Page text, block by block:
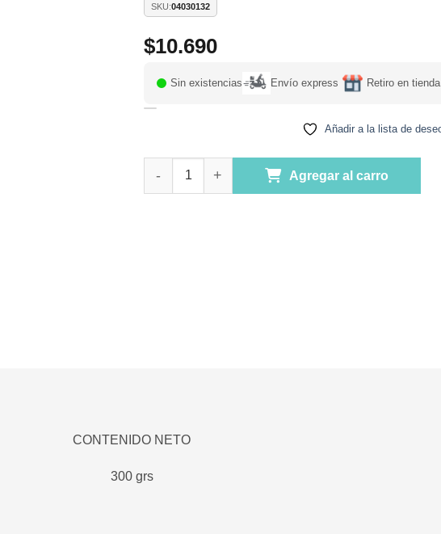
SKU:04030132
$10.690
Sin existencias Envío express Retiro en tienda
Añadir a la lista de
Shampoo Cabellos Caoba 300 grs marca Corpore
Agregar al carro
CONTENIDO NETO
300 grs